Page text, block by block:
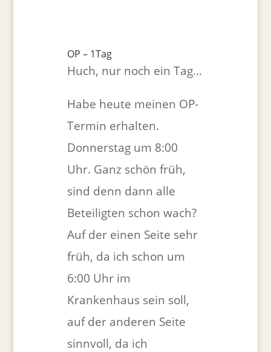
OP – 1Tag
Huch, nur noch ein Tag…
Habe heute meinen OP-
Termin erhalten.
Donnerstag um 8:00
Uhr. Ganz schön früh,
sind denn dann alle
Beteiligten schon wach?
Auf der einen Seite sehr
früh, da ich schon um
6:00 Uhr im
Krankenhaus sein soll,
auf der anderen Seite
sinnvoll, da ich